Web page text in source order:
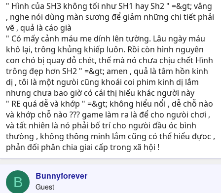
" Hình của SH3 không tối như SH1 hay Sh2 " =&gt; vâng
, nghe nói dùng màn sương để giảm những chi tiết phải
vẽ , quả là cáo già
" Có mấy cảnh máu me dính lên tường. Lâu ngày máu
khô lại, trông khủng khiếp luôn. Rồi còn hình nguyên
con chó bị quay đỏ chét, thế mà nó chưa chịu chết Hình
trông đẹp hơn SH2 " =&gt; amen , quả là tâm hồn kinh
dị , tôi là một ngưòi cũng khoái coi phim kinh dị lắm
nhưng chưa bao giờ có cái thị hiếu khác người này
" RE quá dễ và khớp " =&gt; không hiểu nổi , dễ chỗ nào
và khớp chỗ nào ??? game làm ra là để cho ngưòi chơi ,
và tất nhiên là nó phải bố trí cho ngưòi đầu óc bình
thưòng , không thông minh lắm cũng có thể hiểu đựoc ,
phản đối phân chia giai cấp trong xã hội !
B Bunnyforever
Guest